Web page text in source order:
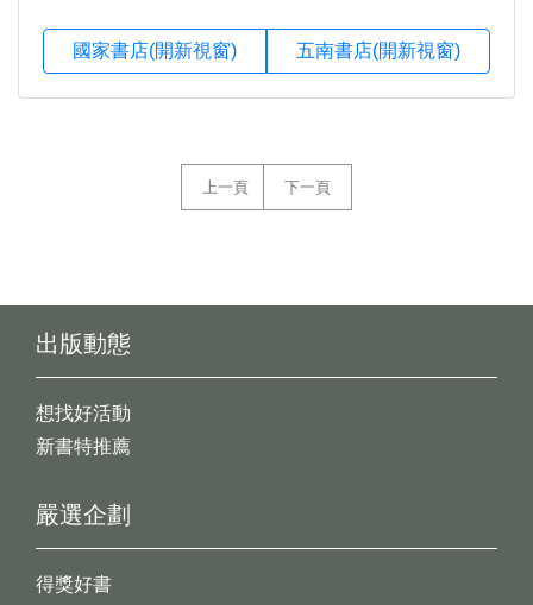
國家書店(開新視窗) 五南書店(開新視窗)
上一頁 下一頁
出版動態
想找好活動
新書特推薦
嚴選企劃
得獎好書